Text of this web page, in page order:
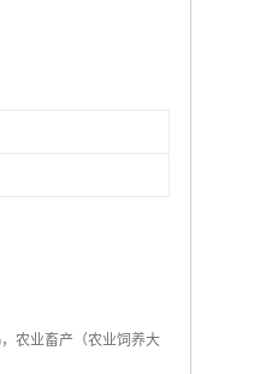
农业畜产（农业饲养大